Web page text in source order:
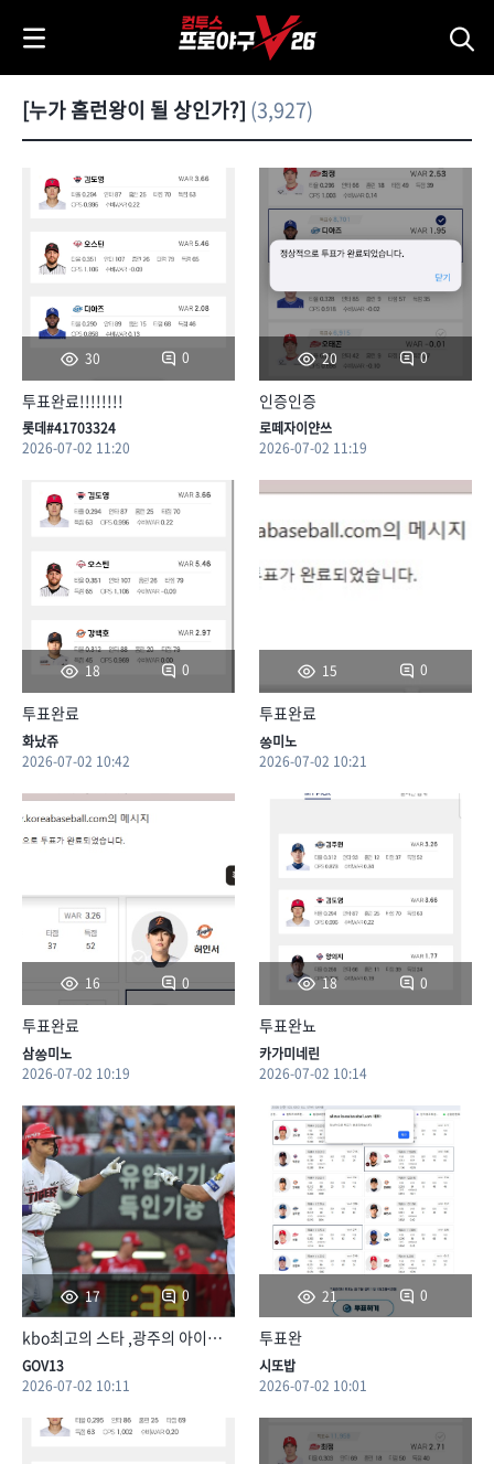
[누가 홈런왕이 될 상인가?] (3,927)
30 0
투표완료!!!!!!!!
롯데#41703324
2026-07-02 11:20
20 0
인증인증
로떼자이얀쓰
2026-07-02 11:19
18 0
투표완료
화났쥬
2026-07-02 10:42
15 0
투표완료
씅미노
2026-07-02 10:21
16 0
투표완료
삼씅미노
2026-07-02 10:19
18 0
투표완뇨
카가미네린
2026-07-02 10:14
17 0
kbo최고의 스타 ,광주의 아이돌 도니살 김도영!!!
GOV13
2026-07-02 10:11
21 0
투표완
시또밥
2026-07-02 10:01